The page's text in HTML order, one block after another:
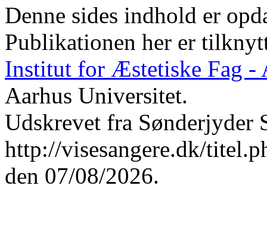
Denne sides indhold er
Publikationen her er
Institut for Æstetiske Fag -
Aarhus Universitet.
Udskrevet fra Sønderjyder
http://visesangere.dk/
den 07/08/2026.